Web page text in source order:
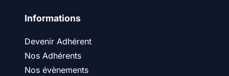
Informations
Devenir Adhérent
Nos Adhérents
Nos évènements